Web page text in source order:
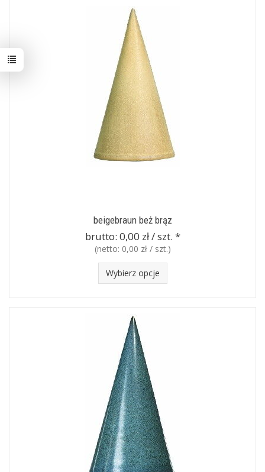
beigebraun beż brąz
brutto: 0,00 zł / szt. *
(netto: 0,00 zł / szt.)
Wybierz opcje